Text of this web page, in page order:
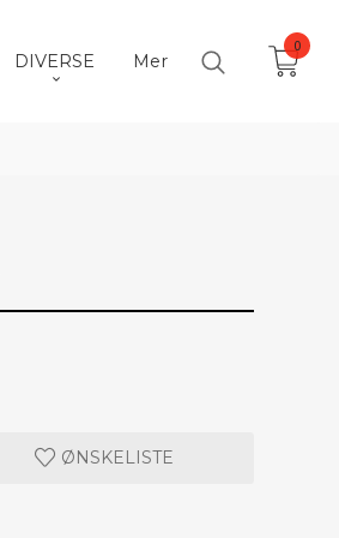
DIVERSE Mer
0
ØNSKELISTE